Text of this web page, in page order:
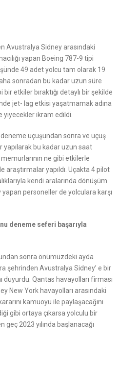
Avustralya Sidney arasındaki
yapan Boeing 787-9 tipi
49 adet yolcu tam olarak 19
sonradan bu kadar uzun süre
etkiler bıraktığı detaylı bir şekilde
jet- lag etkisi yaşatmamak adına
yiyecekler ikram edildi.
uçuşundan sonra ve uçuş
yapılarak bu kadar uzun saat
ne gibi etkilerle
araştırmalar yapıldı. Uçakta 4 pilot
kendi aralarında dönüşüm
yapan personeller de yolculara karşı
deneme seferi başarıyla
sonra önümüzdeki ayda
şehrinden Avustralya Sidney’ e bir
duyurdu. Qantas havayolları firması
New York havayolları arasındaki
kamuoyu ile paylaşacağını
gibi ortaya çıkarsa yolculu bir
geç 2023 yılında başlanacağı